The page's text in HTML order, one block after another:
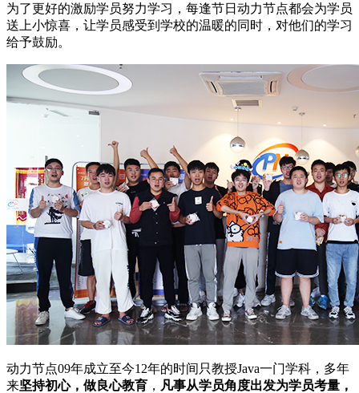
为了更好的激励学员努力学习，每逢节日动力节点都会为学员
送上小惊喜，让学员感受到学校的温暖的同时，对他们的学习
给予鼓励。
动力节点09年成立至今12年的时间只教授Java一门学科，多年
来坚持初心，做良心教育 ， 凡事从学员角度出发为学员考量，